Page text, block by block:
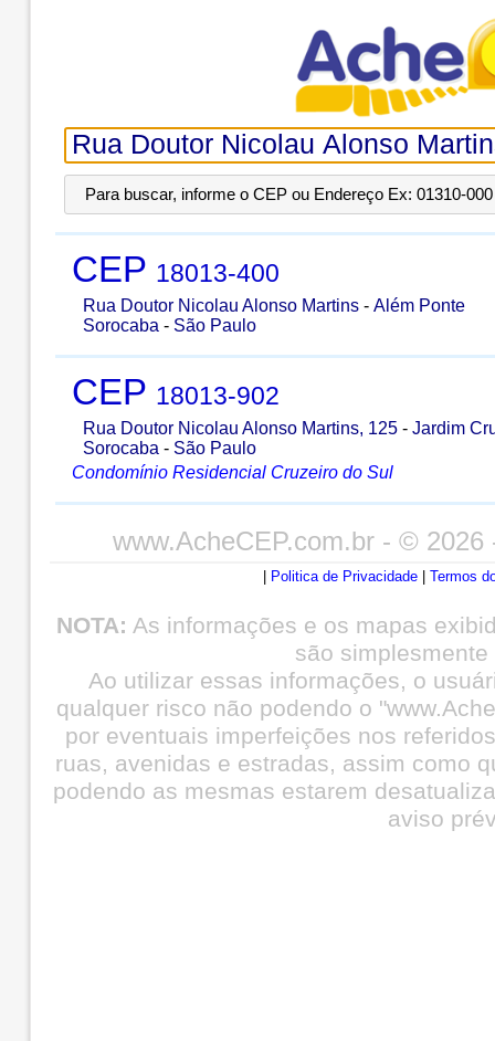
Para buscar, informe o CEP ou Endereço Ex: 01310-
CEP 18013-400
Rua Doutor Nicolau Alonso Martins- Além Ponte
Sorocaba - São Paulo
CEP 18013-902
Rua Doutor Nicolau Alonso Martins, 125- Jardim
Sorocaba - São Paulo
Condomínio Residencial Cruzeiro do Sul
www.AcheCEP.com.br- © 2026
Politica de Privacidade Termos
NOTA: As informações e os mapas
são
Ao utilizar essas informações, o
qualquer risco não podendo o
por eventuais imperfeições nos
ruas, avenidas e estradas, assim como
podendo as mesmas estarem
aviso